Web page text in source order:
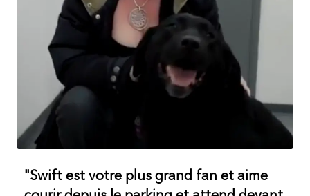
"Swift est votre plus grand fan et aime